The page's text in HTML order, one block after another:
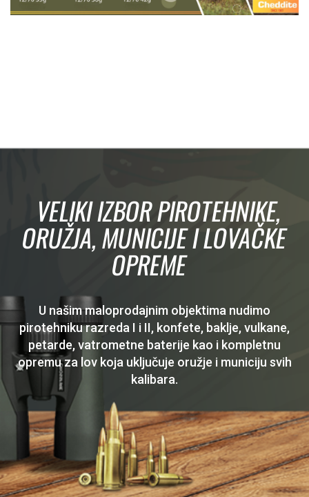
VELIKI IZBOR PIROTEHNIKE,
ORUŽJA, MUNICIJE I LOVAČKE
OPREME
U našim maloprodajnim objektima nudimo
pirotehniku razreda I i II, konfete, baklje, vulkane,
petarde, vatrometne baterije kao i kompletnu
opremu za lov koja uključuje oružje i municiju svih
kalibara.